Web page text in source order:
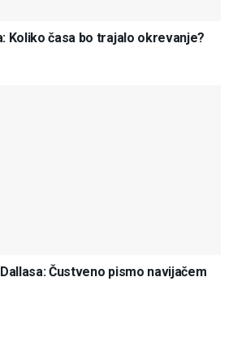
Koliko časa bo trajalo okrevanje?
Čustveno pismo navijačem